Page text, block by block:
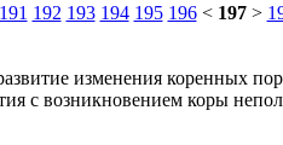
191 192 193 194 195 196< 197>
изменения коренных
с возникновением коры